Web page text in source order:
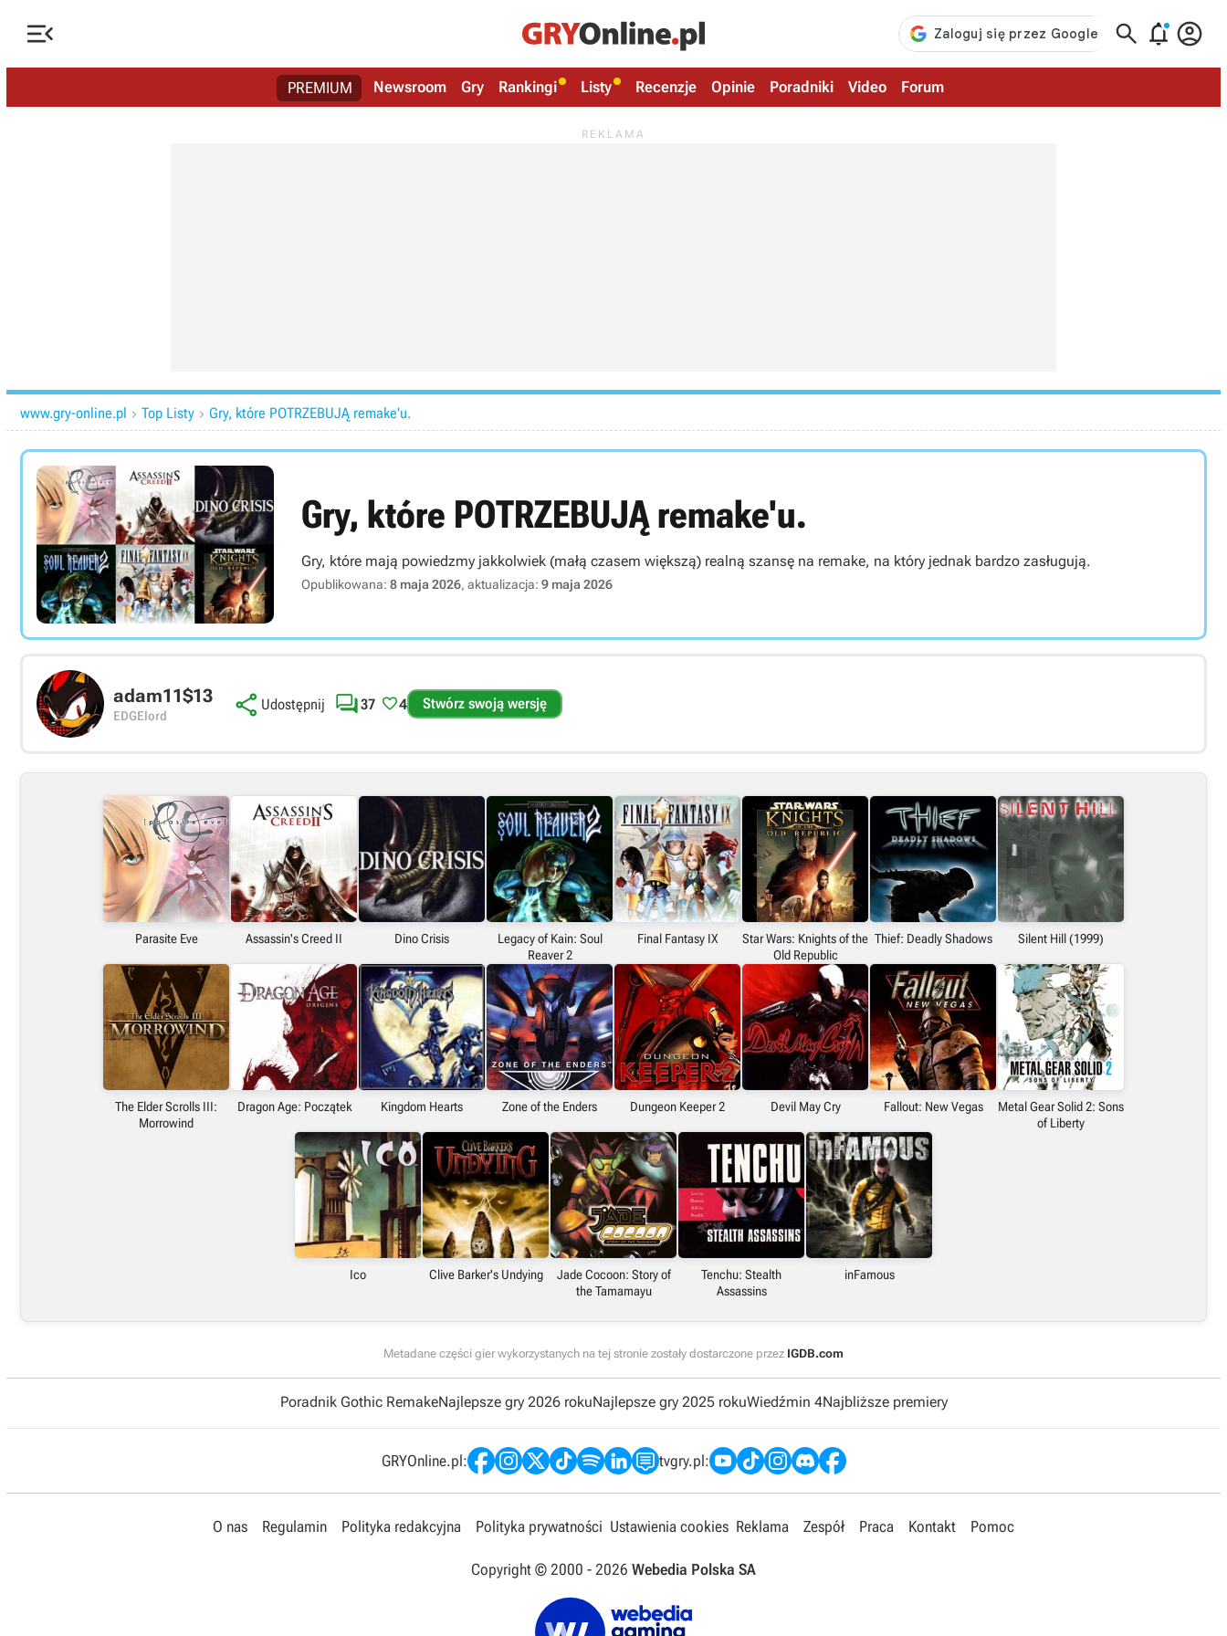
   
PREMIUM Newsroom Gry Rankingi Listy Recenzje Opinie Poradniki Video Forum
www.gry-online.pl  Top Listy  Gry, które POTRZEBUJĄ remake'u.
Gry, które POTRZEBUJĄ remake'u.
Gry, które mają powiedzmy jakkolwiek (małą czasem większą) realną szansę na remake, na który jednak bardzo zasługują.
Opublikowana: 8 maja 2026, aktualizacja: 9 maja 2026
adam11$13
EDGElord  Udostępnij
Link bezpośredni
Embed (iframe)
X (Twitter)
Link do grafiki poziomej
Link do grafiki pionowej
37 4 Stwórz swoją wersję
Parasite Eve Assassin's Creed II Dino Crisis
Legacy of Kain: Soul
Reaver 2
Final Fantasy IX
Star Wars: Knights of the
Old Republic
Thief: Deadly Shadows Silent Hill (1999)
The Elder Scrolls III:
Morrowind
Dragon Age: Początek Kingdom Hearts Zone of the Enders Dungeon Keeper 2 Devil May Cry Fallout: New Vegas
Metal Gear Solid 2: Sons
of Liberty
Ico Clive Barker's Undying
Jade Cocoon: Story of
the Tamamayu
Tenchu: Stealth
Assassins
inFamous
Metadane części gier wykorzystanych na tej stronie zostały dostarczone przez IGDB.com
Poradnik Gothic RemakeNajlepsze gry 2026 rokuNajlepsze gry 2025 rokuWiedźmin 4Najbliższe premiery
GRYOnline.pl: tvgry.pl:
O nas Regulamin Polityka redakcyjna Polityka prywatności Ustawienia cookies Reklama Zespół Praca Kontakt Pomoc
Copyright © 2000 - 2026 Webedia Polska SA